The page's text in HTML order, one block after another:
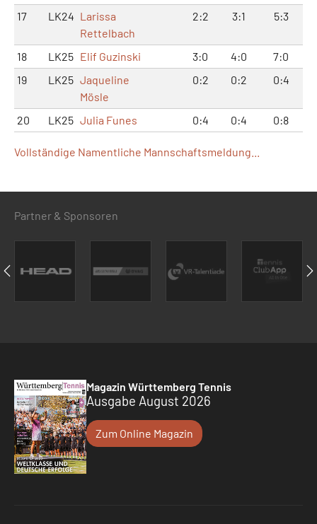
17 LK24 Larissa
Rettelbach
2:2 3:1 5:3
18 LK25 Elif Guzinski 3:0 4:0
7:0
19
LK25 Jaqueline
Mösle
0:2 0:2 0:4
20 LK25 Julia Funes 0:4 0:4 0:8
Vollständige Namentliche Mannschaftsmeldung...
Partner & Sponsoren
Magazin Württemberg Tennis
Ausgabe August 2026
Zum Online Magazin